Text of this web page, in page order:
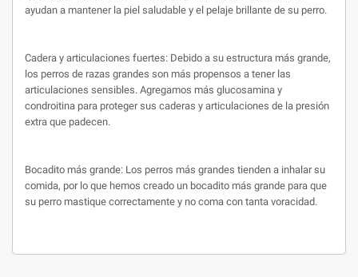
ayudan a mantener la piel saludable y el pelaje brillante de su perro.
Cadera y articulaciones fuertes: Debido a su estructura más grande,
los perros de razas grandes son más propensos a tener las
articulaciones sensibles. Agregamos más glucosamina y
condroitina para proteger sus caderas y articulaciones de la presión
extra que padecen.
Bocadito más grande: Los perros más grandes tienden a inhalar su
comida, por lo que hemos creado un bocadito más grande para que
su perro mastique correctamente y no coma con tanta voracidad.